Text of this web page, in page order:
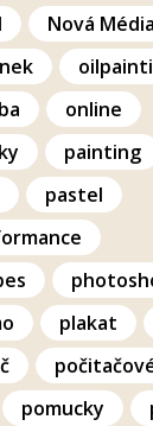
Nová Média
online
painting
pastel
plakat
pomucky